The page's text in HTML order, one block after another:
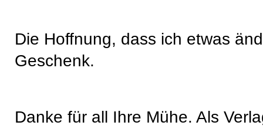
Die Hoffnung, dass ich etwas
Geschenk.
Danke für all Ihre Mühe. Als